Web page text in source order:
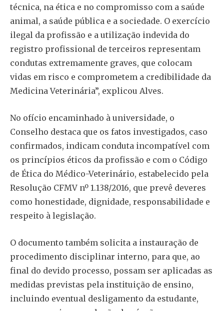
técnica, na ética e no compromisso com a saúde
animal, a saúde pública e a sociedade. O exercício
ilegal da profissão e a utilização indevida do
registro profissional de terceiros representam
condutas extremamente graves, que colocam
vidas em risco e comprometem a credibilidade da
Medicina Veterinária”, explicou Alves.
No ofício encaminhado à universidade, o
Conselho destaca que os fatos investigados, caso
confirmados, indicam conduta incompatível com
os princípios éticos da profissão e com o Código
de Ética do Médico-Veterinário, estabelecido pela
Resolução CFMV nº 1.138/2016, que prevê deveres
como honestidade, dignidade, responsabilidade e
respeito à legislação.
O documento também solicita a instauração de
procedimento disciplinar interno, para que, ao
final do devido processo, possam ser aplicadas as
medidas previstas pela instituição de ensino,
incluindo eventual desligamento da estudante,